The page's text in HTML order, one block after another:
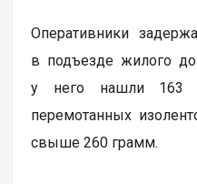
Оперативники
в подъезде жилого
у него нашли 163
перемотанных
свыше 260 грамм.